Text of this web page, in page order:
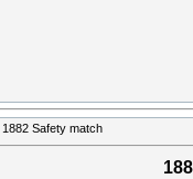
1882 Safety match